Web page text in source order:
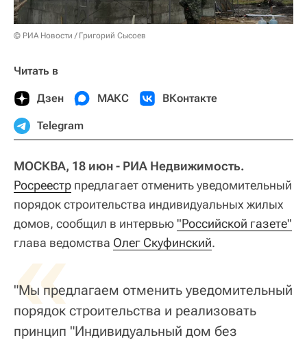
© РИА Новости / Григорий Сысоев
Читать в
Дзен МАКС ВКонтакте
Telegram
МОСКВА, 18 июн - РИА Недвижимость.
Росреестр предлагает отменить уведомительный
порядок строительства индивидуальных жилых
домов, сообщил в интервью"Российской газете"
глава ведомства Олег Скуфинский.
«
"Мы предлагаем отменить уведомительный
порядок строительства и реализовать
принцип "Индивидуальный дом без